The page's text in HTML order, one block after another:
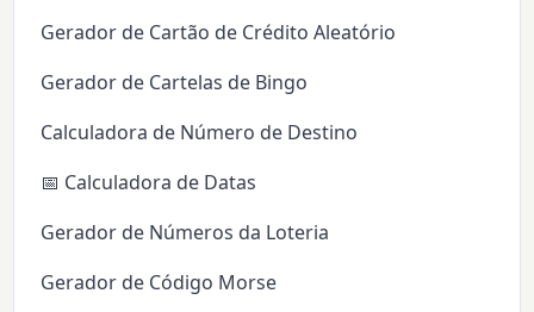
Gerador de Cartão de Crédito Aleatório
Gerador de Cartelas de Bingo
Calculadora de Número de Destino
📅 Calculadora de Datas
Gerador de Números da Loteria
Gerador de Código Morse